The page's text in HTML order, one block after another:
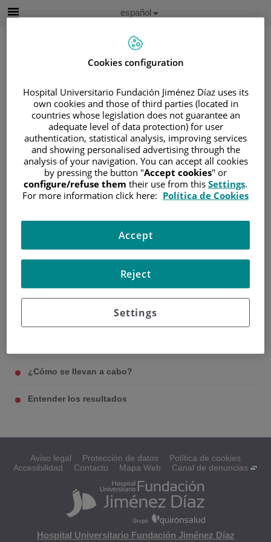
Buscar
Selector
de
idioma
Idioma
Español
Inicio/ÁREA DEL PACIENTE
/SOBRE EL CÁNCER
/INFORMACIÓN Y SOPORTE AL PACIENTE
/INFORMACIÓN GENERAL/TRATAMIENTO
/ENSAYOS CLÍNICOS
Lo que envuelve un ensayo
clínico
¿Qué son los ensayos clínicos?
¿Cómo se llevan a cabo?
Entender los resultados
Aviso legal Protección de datos
Política de cookies
Accesibilidad
Contacto Mapa Web Canal de denuncias
Hospital Universitario Fundación Jiménez Díaz
Cookies configuration
Hospital Universitario Fundación Jiménez Díaz uses its
own cookies and those of third parties (located in
countries whose legislation does not guarantee an
adequate level of data protection) for user
authentication, statistical analysis, improving services
and showing personalised advertising through the
analysis of your navigation. You can accept all cookies
by pressing the button "Accept cookies" or
configure/refuse them their use from this Settings.
For more information click here: Política de Cookies
Settings
Reject
Accept